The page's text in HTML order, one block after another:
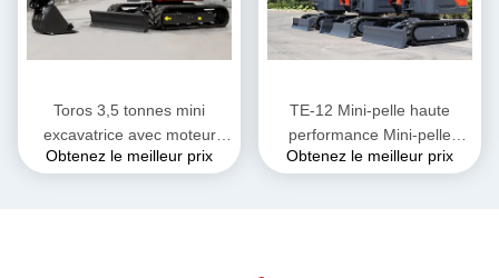
Toros 3,5 tonnes mini
excavatrice avec moteur
Kubota Micro Digger Mult
Obtenez le meilleur prix
TE-12 Mini-pelle haute
performance Mini-pelle
diesel Hauteur 2285mm
Obtenez le meilleur prix